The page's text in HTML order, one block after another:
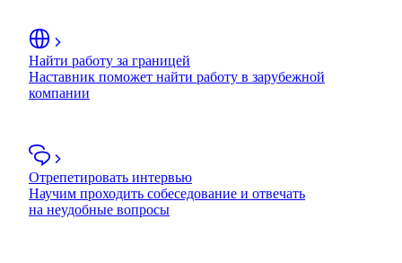
Найти работу за границей
Наставник поможет найти работу в зарубежной
компании
Отрепетировать интервью
Научим проходить собеседование и отвечать
на неудобные вопросы